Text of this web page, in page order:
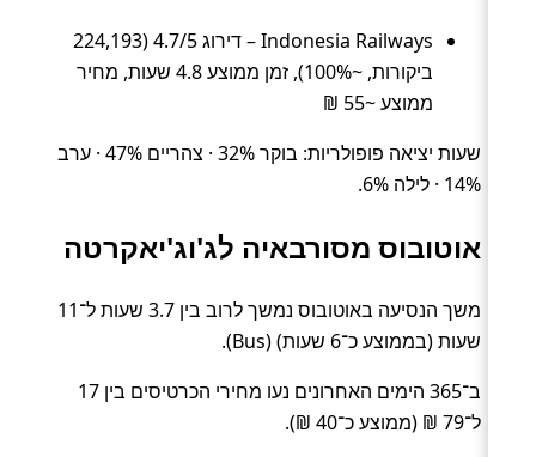
Indonesia Railways – דירוג 4.7/5 (224,193
ביקורות, ~100%), זמן ממוצע 4.8 שעות, מחיר
ממוצע ~55 ₪
שעות יציאה פופולריות: בוקר 32% · צהריים 47% · ערב
14% · לילה 6%.
אוטובוס מסורבאיה לג'וג'יאקרטה
משך הנסיעה באוטובוס נמשך לרוב בין 3.7 שעות ל־11
שעות (בממוצע כ־6 שעות) (Bus).
ב־365 הימים האחרונים נעו מחירי הכרטיסים בין 17
ל־79 ₪ (ממוצע כ־40 ₪).